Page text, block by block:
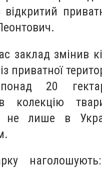
.
заклад змінив
приватної
20
колекцію
не лише в